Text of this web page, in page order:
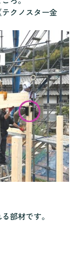
クノスター金
部材です。